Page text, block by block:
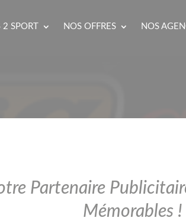
SPORT NOS OFFRES NOS
Partenaire
Mémorables !